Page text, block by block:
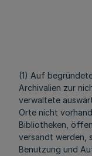
(1) Auf
Archivalien zur
verwaltete
Orte nicht
Bibliotheken,
versandt werden,
Benutzung und